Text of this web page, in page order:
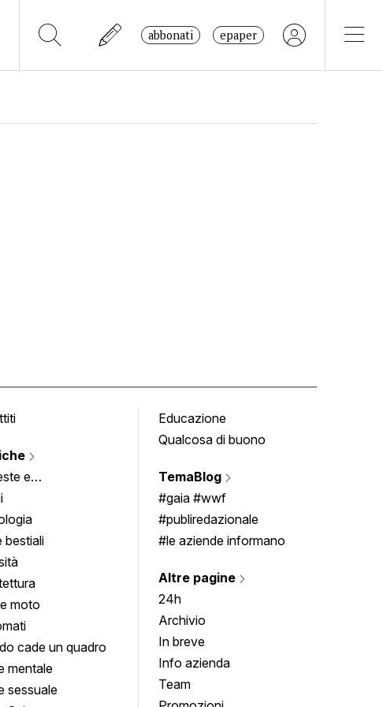
abbonati epaper
e
bestiali
moto
cade un quadro
mentale
sessuale
Educazione
Qualcosa di buono
TemaBlog
#gaia #wwf
#publiredazionale
#le aziende informano
Altre pagine
24h
Archivio
In breve
Info azienda
Team